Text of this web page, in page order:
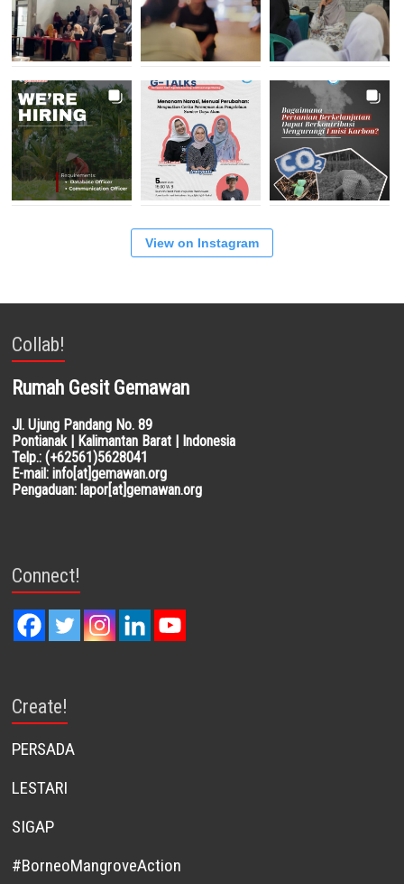
View on Instagram
Collab!
Rumah Gesit Gemawan
Jl. Ujung Pandang No. 89
Pontianak | Kalimantan Barat | Indonesia
Telp.: (+62561)5628041
E-mail: info[at]gemawan.org
Pengaduan: lapor[at]gemawan.org
Connect!
Create!
PERSADA
LESTARI
SIGAP
#BorneoMangroveAction